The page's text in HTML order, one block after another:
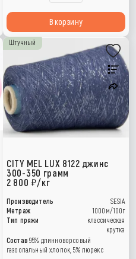
В корзину
Штучный
CITY MEL LUX 8122 джинс
300-350 грамм
2 800 /кг
Производитель
SESIA
Метраж
1000м/100г
Тип пряжи
классическая
крутка
Состав 95% длинноворсовый
газоопальный хлопок, 5% люрекс